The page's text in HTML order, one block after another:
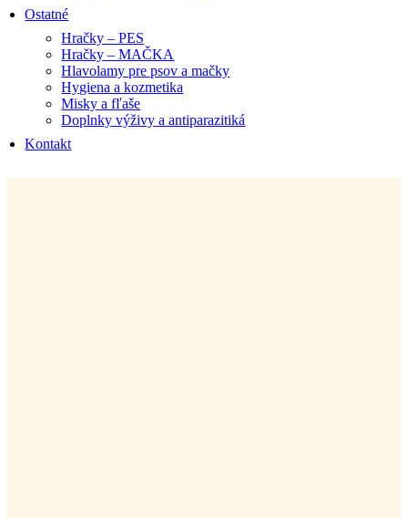
Ostatné
Hračky – PES
Hračky – MAČKA
Hlavolamy pre psov a mačky
Hygiena a kozmetika
Misky a fľaše
Doplnky výživy a antiparazitiká
Kontakt